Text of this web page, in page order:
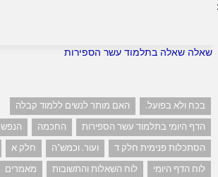
שאלה שאלה בתלמוד עשר הספירות
בכח ולא בפועל.
האם מותר לנשים ללמוד קבלה
הדף היומי בתלמוד עשר הספירות
החכמה
הנפש
הסתכלות פנימית חלק ד
ועור. וכמש"ה חלק א
לוח הדף היומי
לוח השאלות והתשובות מאמרים